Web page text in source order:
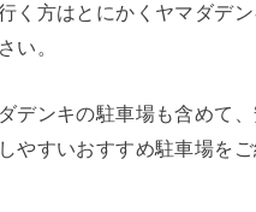
く方はとにかくヤマダデ
い。
デンキの駐車場も含めて
やすいおすすめ駐車場を